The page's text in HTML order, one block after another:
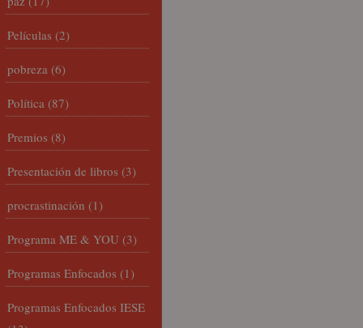
Películas (2)
pobreza (6)
Política (87)
Premios (8)
Presentación de libros (3)
procrastinación (1)
Programa ME & YOU (3)
Programas Enfocados (1)
Programas Enfocados IESE